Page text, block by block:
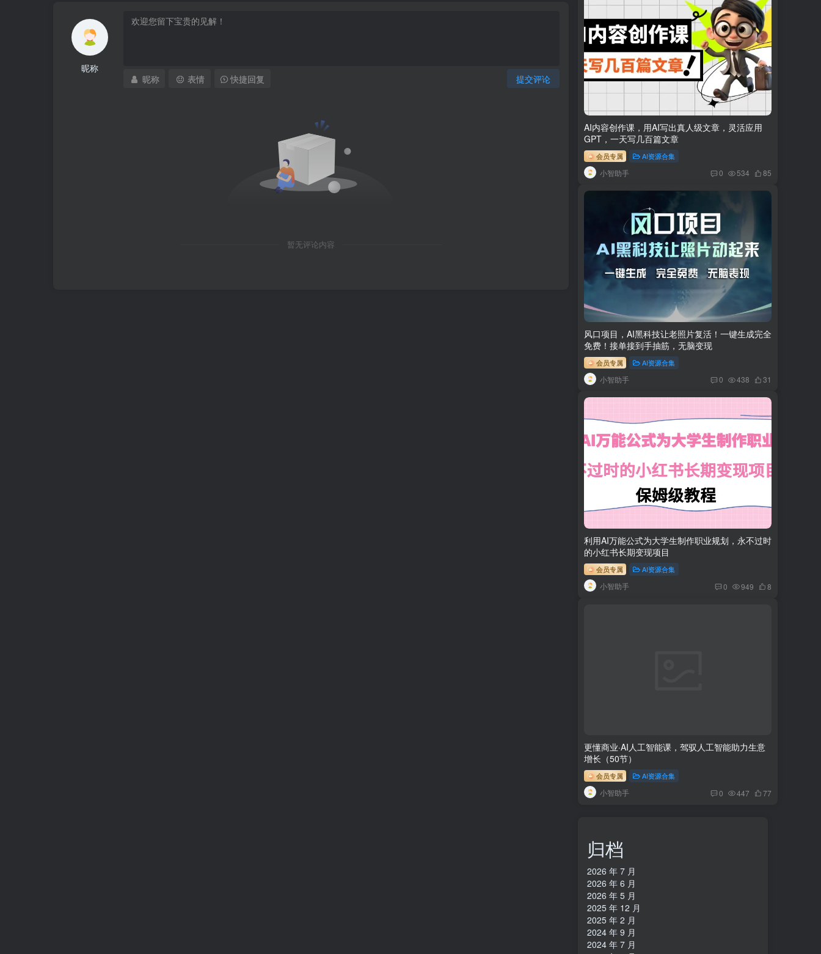
昵称
提交评论
昵称 表情 快捷回复
暂无评论内容
AI内容创作课，用AI写出真人级文章，灵活应用
GPT，一天写几百篇文章
会员专属 AI资源合集
小智助手 0 534 85
风口项目，AI黑科技让老照片复活！一键生成完全
免费！接单接到手抽筋，无脑变现
会员专属 AI资源合集
小智助手 0 438 31
利用AI万能公式为大学生制作职业规划，永不过时
的小红书长期变现项目
会员专属 AI资源合集
小智助手 0 949 8
更懂商业·AI人工智能课，​驾驭人工智能助力生意
增长（50节）
会员专属 AI资源合集
小智助手 0 447 77
归档
2026 年 7 月
2026 年 6 月
2026 年 5 月
2025 年 12 月
2025 年 2 月
2024 年 9 月
2024 年 7 月